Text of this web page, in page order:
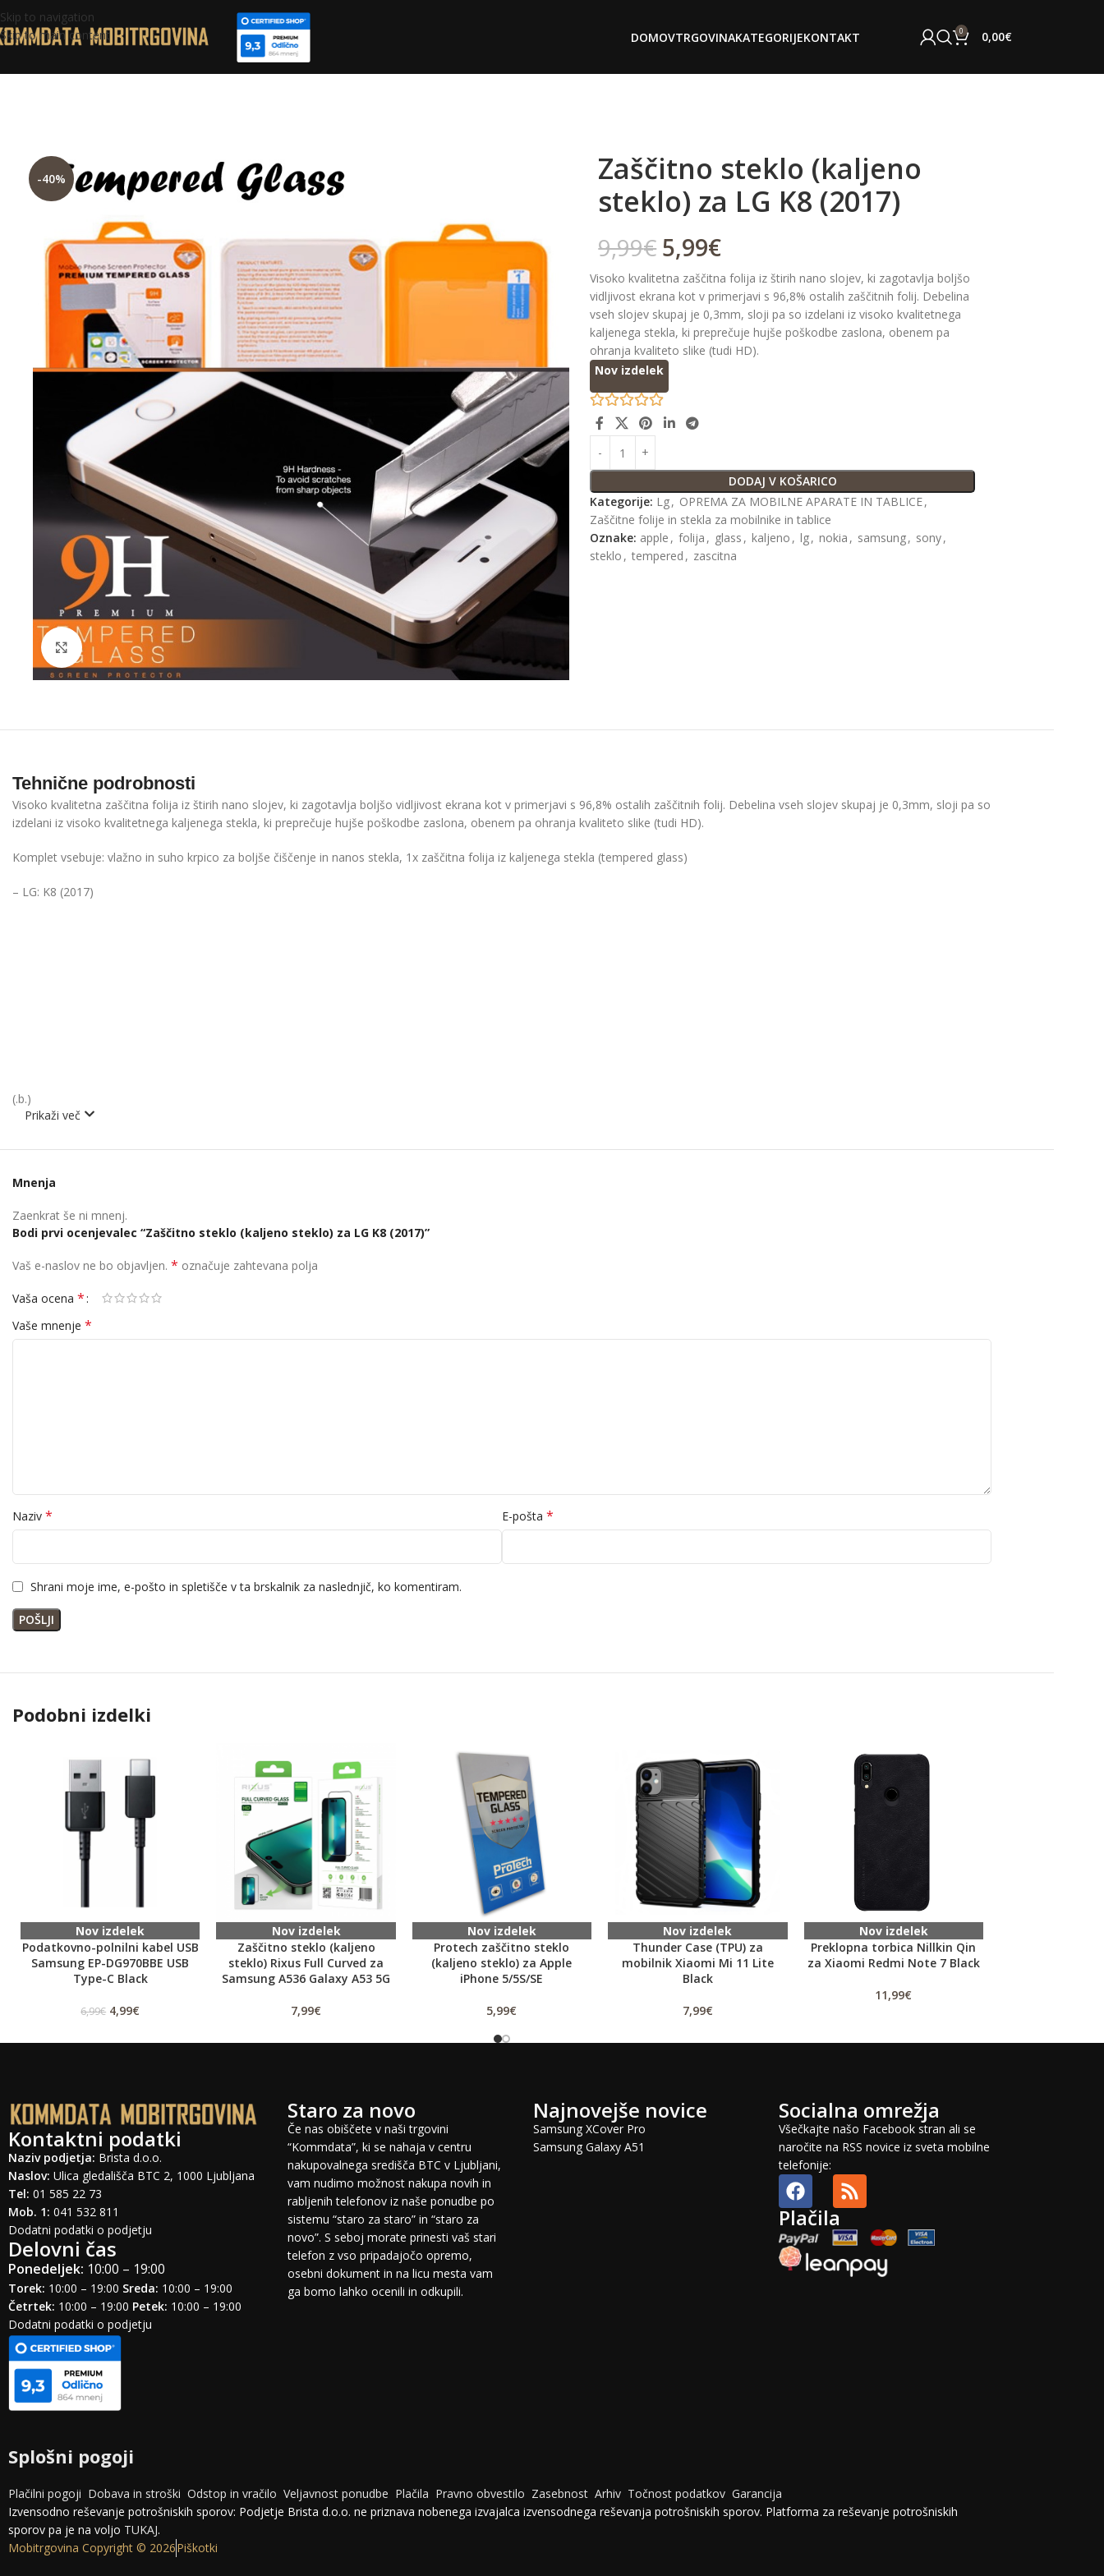
Skip to navigation
Skip to main content
DOMOVTRGOVINAKATEGORIJEKONTAKT 0 0,00€
-40%
Click to enlarge
Zaščitno steklo (kaljeno
steklo) za LG K8 (2017)
9,99€ 5,99€
Visoko kvalitetna zaščitna folija iz štirih nano slojev, ki zagotavlja boljšo
vidljivost ekrana kot v primerjavi s 96,8% ostalih zaščitnih folij. Debelina
vseh slojev skupaj je 0,3mm, sloji pa so izdelani iz visoko kvalitetnega
kaljenega stekla, ki preprečuje hujše poškodbe zaslona, obenem pa
ohranja kvaliteto slike (tudi HD).
DODAJ V KOŠARICO
Nov izdelek
Kategorije: Lg, OPREMA ZA MOBILNE APARATE IN TABLICE,
Zaščitne folije in stekla za mobilnike in tablice
Oznake: apple , folija , glass , kaljeno , lg, nokia , samsung, sony,
steklo , tempered , zascitna
Tehnične podrobnosti
Visoko kvalitetna zaščitna folija iz štirih nano slojev, ki zagotavlja boljšo vidljivost ekrana kot v primerjavi s 96,8% ostalih zaščitnih folij. Debelina vseh slojev skupaj je 0,3mm, sloji pa so
izdelani iz visoko kvalitetnega kaljenega stekla, ki preprečuje hujše poškodbe zaslona, obenem pa ohranja kvaliteto slike (tudi HD).
Komplet vsebuje: vlažno in suho krpico za boljše čiščenje in nanos stekla, 1x zaščitna folija iz kaljenega stekla (tempered glass)
– LG: K8 (2017)
(.b.)
Prikaži več
Mnenja
Zaenkrat še ni mnenj.
Bodi prvi ocenjevalec “Zaščitno steklo (kaljeno steklo) za LG K8 (2017)”
Vaš e-naslov ne bo objavljen. * označuje zahtevana polja
Vaša ocena *
Vaše mnenje *
Naziv * E-pošta *
Shrani moje ime, e-pošto in spletišče v ta brskalnik za naslednjič, ko komentiram.
Podobni izdelki
Nov izdelek
Podatkovno-polnilni kabel USB
Samsung EP-DG970BBE USB
Type-C Black
6,99€ 4,99€
Nov izdelek
Zaščitno steklo (kaljeno
steklo) Rixus Full Curved za
Samsung A536 Galaxy A53 5G
7,99€
Nov izdelek
Protech zaščitno steklo
(kaljeno steklo) za Apple
iPhone 5/5S/SE
5,99€
Nov izdelek
Thunder Case (TPU) za
mobilnik Xiaomi Mi 11 Lite
Black
7,99€
Nov izdelek
Preklopna torbica Nillkin Qin
za Xiaomi Redmi Note 7 Black
11,99€
Kontaktni podatki
Naziv podjetja: Brista d.o.o.
Naslov: Ulica gledališča BTC 2, 1000 Ljubljana
Tel: 01 585 22 73
Mob. 1: 041 532 811
Dodatni podatki o podjetju
Delovni čas
Ponedeljek: 10:00 – 19:00
Torek: 10:00 – 19:00 Sreda: 10:00 – 19:00
Četrtek: 10:00 – 19:00 Petek: 10:00 – 19:00
Dodatni podatki o podjetju
Staro za novo
Če nas obiščete v naši trgovini
“Kommdata”, ki se nahaja v centru
nakupovalnega središča BTC v Ljubljani,
vam nudimo možnost nakupa novih in
rabljenih telefonov iz naše ponudbe po
sistemu “staro za staro” in “staro za
novo”. S seboj morate prinesti vaš stari
telefon z vso pripadajočo opremo,
osebni dokument in na licu mesta vam
ga bomo lahko ocenili in odkupili.
Najnovejše novice
Samsung XCover Pro
Samsung Galaxy A51
Socialna omrežja
Všečkajte našo Facebook stran ali se
naročite na RSS novice iz sveta mobilne
telefonije:
Plačila
Splošni pogoji
Plačilni pogoji Dobava in stroški Odstop in vračilo Veljavnost ponudbe Plačila Pravno obvestilo Zasebnost Arhiv Točnost podatkov Garancija
Izvensodno reševanje potrošniskih sporov: Podjetje Brista d.o.o. ne priznava nobenega izvajalca izvensodnega reševanja potrošniskih sporov. Platforma za reševanje potrošniskih
sporov pa je na voljo TUKAJ.
Mobitrgovina Copyright © 2026Piškotki